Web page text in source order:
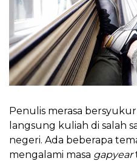
Penulis merasa bersyukur
langsung kuliah di salah
negeri. Ada beberapa
mengalami masa gapyear